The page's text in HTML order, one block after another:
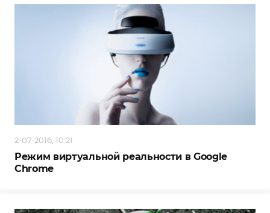
2-07-2016, 10:21
Режим виртуальной реальности в Google
Chrome